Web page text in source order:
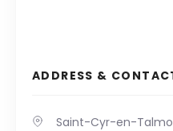
ADDRESS &
Saint-Cyr-en-